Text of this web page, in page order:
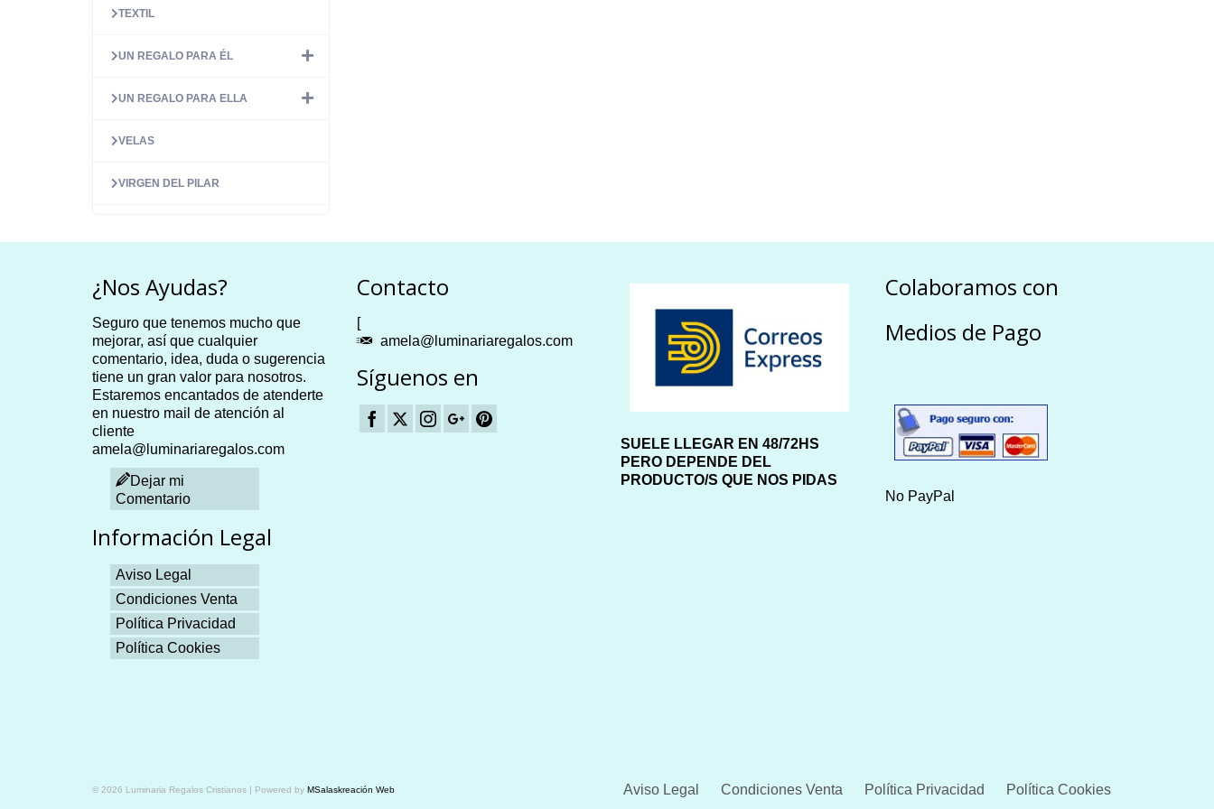
TEXTIL
UN REGALO PARA ÉL
UN REGALO PARA ELLA
VELAS
VIRGEN DEL PILAR
¿Nos Ayudas?
Seguro que tenemos mucho que
mejorar, así que cualquier
comentario, idea, duda o sugerencia
tiene un gran valor para nosotros.
Estaremos encantados de atenderte
en nuestro mail de atención al
cliente
amela@luminariaregalos.com
Dejar mi
Comentario
Información Legal
Aviso Legal
Condiciones Venta
Política Privacidad
Política Cookies
Contacto
[
amela@luminariaregalos.com
Síguenos en
SUELE LLEGAR EN 48/72HS
PERO DEPENDE DEL
PRODUCTO/S QUE NOS PIDAS
Colaboramos con
Medios de Pago
No PayPal
Aviso Legal Condiciones Venta Política Privacidad Política Cookies
© 2026 Luminaria Regalos Cristianos | Powered by MSalaskreación Web